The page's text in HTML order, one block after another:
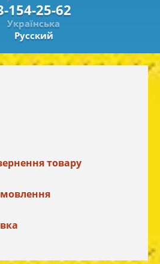
154-25-62
Українська
Русский
товару